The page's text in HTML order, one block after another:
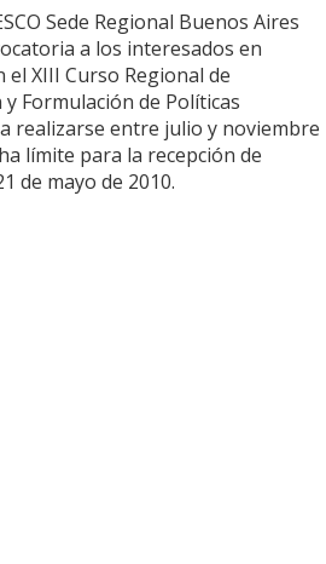
Sede Regional Buenos Aires
a los interesados en
XIII Curso Regional de
y Formulación de Políticas
realizarse entre julio y noviembre
límite para la recepción de
de mayo de 2010.